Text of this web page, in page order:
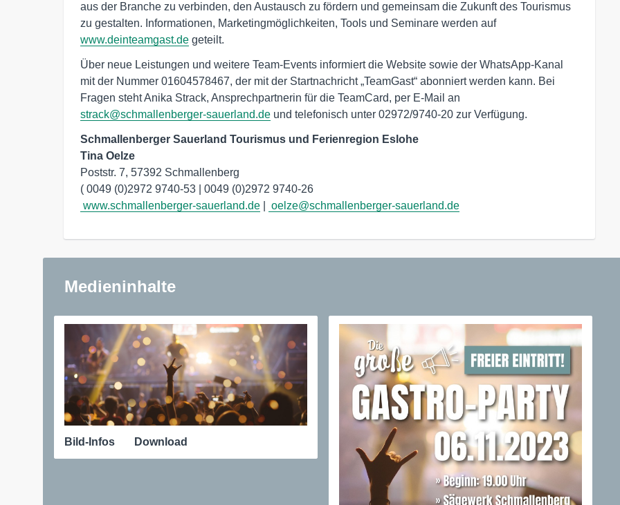
aus der Branche zu verbinden, den Austausch zu fördern und gemeinsam die Zukunft des Tourismus
zu gestalten. Informationen, Marketingmöglichkeiten, Tools und Seminare werden auf
www.deinteamgast.de geteilt.
Über neue Leistungen und weitere Team-Events informiert die Website sowie der WhatsApp-Kanal
mit der Nummer 01604578467, der mit der Startnachricht „TeamGast“ abonniert werden kann. Bei
Fragen steht Anika Strack, Ansprechpartnerin für die TeamCard, per E-Mail an
strack@schmallenberger-sauerland.de und telefonisch unter 02972/9740-20 zur Verfügung.
Schmallenberger Sauerland Tourismus und Ferienregion Eslohe
Tina Oelze
Poststr. 7, 57392 Schmallenberg
( 0049 (0)2972 9740-53 |
0049 (0)2972 9740-26
www.schmallenberger-sauerland.de
oelze@schmallenberger-sauerland.de
Medieninhalte
Bild-Infos Download